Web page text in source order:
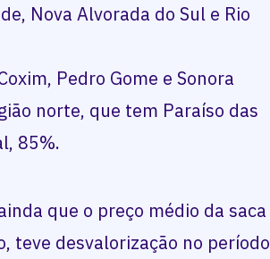
Nova Alvorada do Sul e Rio
Pedro Gome e Sonora
norte, que tem Paraíso das
85%.
que o preço médio da saca
teve desvalorização no período